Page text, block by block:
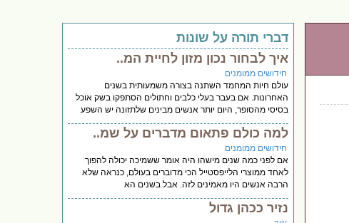
דברי תורה על שונות
איך לבחור נכון מזון לחיית המ..
חידושים ממומנים
עולם חיות המחמד השתנה בצורה משמעותית בשנים
האחרונות. אם בעבר בעלי כלבים וחתולים הסתפקו בשק אוכל
בסיסי מהסופר, היום יותר אנשים מבינים שלתזונה יש השפע
למה כולם פתאום מדברים על שמ..
חידושים ממומנים
אם לפני כמה שנים מישהו היה אומר ששמיכה יכולה להפוך
לאחד ממוצרי הלייפסטייל הכי מדוברים בעולם, כנראה שלא
הרבה אנשים היו מאמינים לזה. אבל בשנים הא
נזיר ככהן גדול